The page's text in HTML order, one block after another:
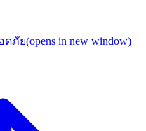
ดภัย(opens in new window)